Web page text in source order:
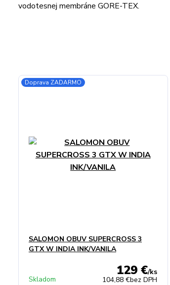
vodotesnej membráne GORE-TEX.
Doprava ZADARMO
SALOMON OBUV SUPERCROSS 3
GTX W INDIA INK/VANILA
129 €/ks
104,88 €bez DPH
Skladom